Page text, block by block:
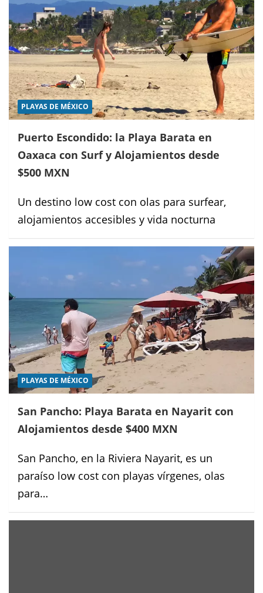
PLAYAS DE MÉXICO
Puerto Escondido: la Playa Barata en
Oaxaca con Surf y Alojamientos desde
$500 MXN
Un destino low cost con olas para surfear,
alojamientos accesibles y vida nocturna
PLAYAS DE MÉXICO
San Pancho: Playa Barata en Nayarit con
Alojamientos desde $400 MXN
San Pancho, en la Riviera Nayarit, es un
paraíso low cost con playas vírgenes, olas
para…